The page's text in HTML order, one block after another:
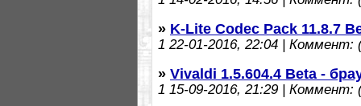
» K-Lite Codec Pack 11.8.7
1 22-01-2016, 22:04 | Коммент:
» Vivaldi 1.5.604.4 Beta -
1 15-09-2016, 21:29 | Коммент: